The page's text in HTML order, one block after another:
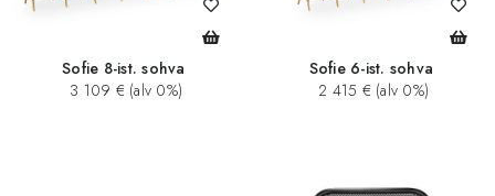
Sofie 8-ist. sohva
3 109 € (alv 0%)
Sofie 6-ist. sohva
2 415 € (alv 0%)